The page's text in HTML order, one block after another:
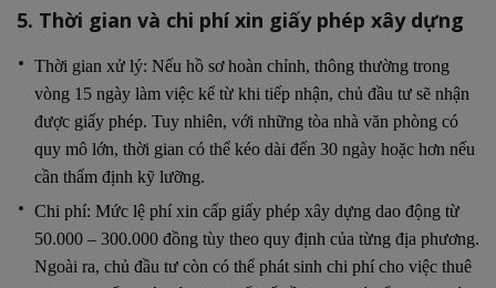
5. Thời gian và chi phí xin giấy phép xây dựng
Thời gian xử lý: Nếu hồ sơ hoàn chỉnh, thông thường trong
vòng 15 ngày làm việc kể từ khi tiếp nhận, chủ đầu tư sẽ nhận
được giấy phép. Tuy nhiên, với những tòa nhà văn phòng có
quy mô lớn, thời gian có thể kéo dài đến 30 ngày hoặc hơn nếu
cần thẩm định kỹ lưỡng.
Chi phí: Mức lệ phí xin cấp giấy phép xây dựng dao động từ
50.000 – 300.000 đồng tùy theo quy định của từng địa phương.
Ngoài ra, chủ đầu tư còn có thể phát sinh chi phí cho việc thuê